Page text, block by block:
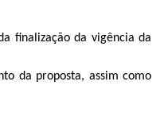
finalização da vigência da
da proposta, assim como